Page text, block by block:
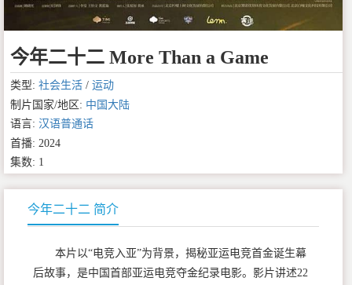
今年二十二 More Than a Game
类型: 社会生活 / 运动
制片国家/地区: 中国大陆
语言: 汉语普通话
首播: 2024
集数: 1
今年二十二 简介
本片以“电竞入亚”为背景，揭秘亚运电竞首金诞生幕
后故事，是中国首部亚运电竞夺金纪录电影。影片讲述22